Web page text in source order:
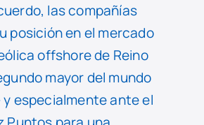
las compañías
posición en el mercado
offshore de Reino
mayor del mundo
especialmente ante el